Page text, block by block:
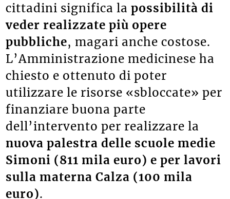
cittadini significa lapossibilità di
veder realizzate più opere
pubbliche, magari anche costose.
L’Amministrazione medicinese ha
chiesto e ottenuto di poter
utilizzare le risorse «sbloccate» per
finanziare buona parte
dell’intervento per realizzare la
nuova palestra delle scuole medie
Simoni (811 mila euro) e per lavori
sulla materna Calza (100 mila
euro).